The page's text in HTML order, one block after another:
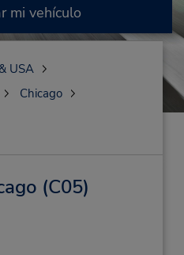
mi vehículo
USA
Chicago
(C05)